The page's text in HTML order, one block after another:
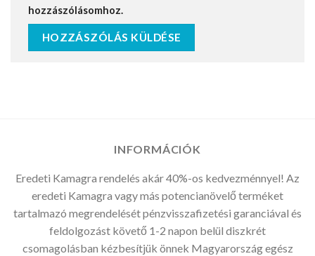
hozzászólásomhoz.
INFORMÁCIÓK
Eredeti Kamagra rendelés akár 40%-os kedvezménnyel! Az
eredeti Kamagra vagy más potencianövelő terméket
tartalmazó megrendelését pénzvisszafizetési garanciával és
feldolgozást követő 1-2 napon belül diszkrét
csomagolásban kézbesítjük önnek Magyarország egész